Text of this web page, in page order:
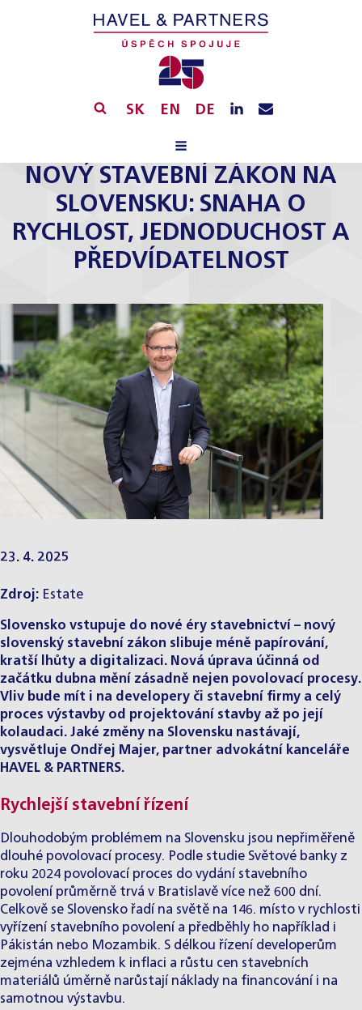
SK EN DE
NOVÝ STAVEBNÍ ZÁKON NA
SLOVENSKU: SNAHA O
RYCHLOST, JEDNODUCHOST A
PŘEDVÍDATELNOST
23. 4. 2025
Zdroj: Estate
Slovensko vstupuje do nové éry stavebnictví – nový
slovenský stavební zákon slibuje méně papírování,
kratší lhůty a digitalizaci. Nová úprava účinná od
začátku dubna mění zásadně nejen povolovací procesy.
Vliv bude mít i na developery či stavební firmy a celý
proces výstavby od projektování stavby až po její
kolaudaci. Jaké změny na Slovensku nastávají,
vysvětluje Ondřej Majer, partner advokátní kanceláře
HAVEL & PARTNERS.
Rychlejší stavební řízení
Dlouhodobým problémem na Slovensku jsou nepřiměřeně
dlouhé povolovací procesy. Podle studie Světové banky z
roku 2024 povolovací proces do vydání stavebního
povolení průměrně trvá v Bratislavě více než 600 dní.
Celkově se Slovensko řadí na světě na 146. místo v rychlosti
vyřízení stavebního povolení a předběhly ho například i
Pákistán nebo Mozambik. S délkou řízení developerům
zejména vzhledem k inflaci a růstu cen stavebních
materiálů úměrně narůstají náklady na financování i na
samotnou výstavbu.